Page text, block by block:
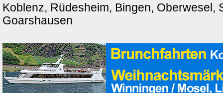
Koblenz, Rüdesheim, Bingen, Oberwesel,
Goarshausen